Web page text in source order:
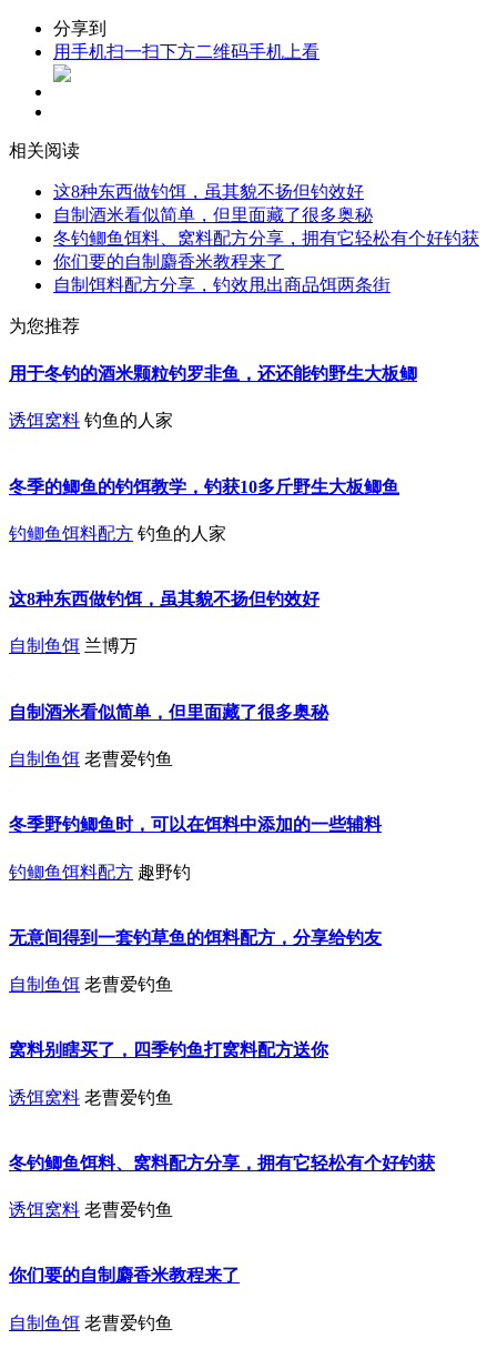
分享到
用手机扫一扫下方二维码手机上看
相关阅读
这8种东西做钓饵，虽其貌不扬但钓效好
自制酒米看似简单，但里面藏了很多奥秘
冬钓鲫鱼饵料、窝料配方分享，拥有它轻松有个好钓获
你们要的自制麝香米教程来了
自制饵料配方分享，钓效甩出商品饵两条街
为您推荐
用于冬钓的酒米颗粒钓罗非鱼，还还能钓野生大板鲫
诱饵窝料 钓鱼的人家
冬季的鲫鱼的钓饵教学，钓获10多斤野生大板鲫鱼
钓鲫鱼饵料配方 钓鱼的人家
这8种东西做钓饵，虽其貌不扬但钓效好
自制鱼饵 兰博万
自制酒米看似简单，但里面藏了很多奥秘
自制鱼饵 老曹爱钓鱼
冬季野钓鲫鱼时，可以在饵料中添加的一些辅料
钓鲫鱼饵料配方 趣野钓
无意间得到一套钓草鱼的饵料配方，分享给钓友
自制鱼饵 老曹爱钓鱼
窝料别瞎买了，四季钓鱼打窝料配方送你
诱饵窝料 老曹爱钓鱼
冬钓鲫鱼饵料、窝料配方分享，拥有它轻松有个好钓获
诱饵窝料 老曹爱钓鱼
你们要的自制麝香米教程来了
自制鱼饵 老曹爱钓鱼